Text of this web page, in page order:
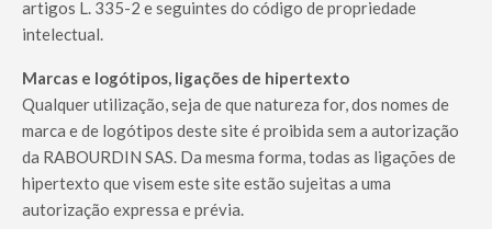
artigos L. 335-2 e seguintes do código de propriedade
intelectual.
Marcas e logótipos, ligações de hipertexto
Qualquer utilização, seja de que natureza for, dos nomes de
marca e de logótipos deste site é proibida sem a autorização
da RABOURDIN SAS. Da mesma forma, todas as ligações de
hipertexto que visem este site estão sujeitas a uma
autorização expressa e prévia.